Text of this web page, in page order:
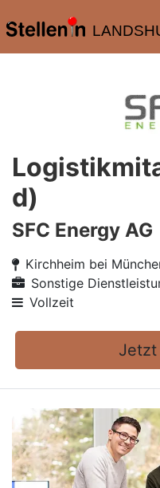
d)
SFC Energy AG
Kirchheim bei
Sonstige
Vollzeit
Jetzt